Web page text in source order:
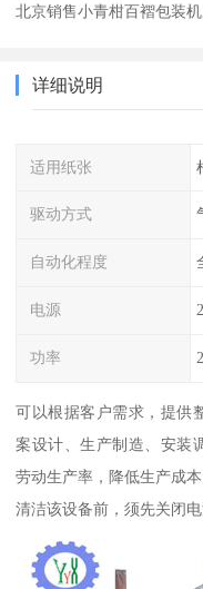
北京销售小青柑百褶包装
详细说明
适用纸张
驱动方式
自动化程度
电源
功率
可以根据客户需求，提供
案设计、生产制造、安装
劳动生产率，降低生产成本
清洁该设备前，须先关闭